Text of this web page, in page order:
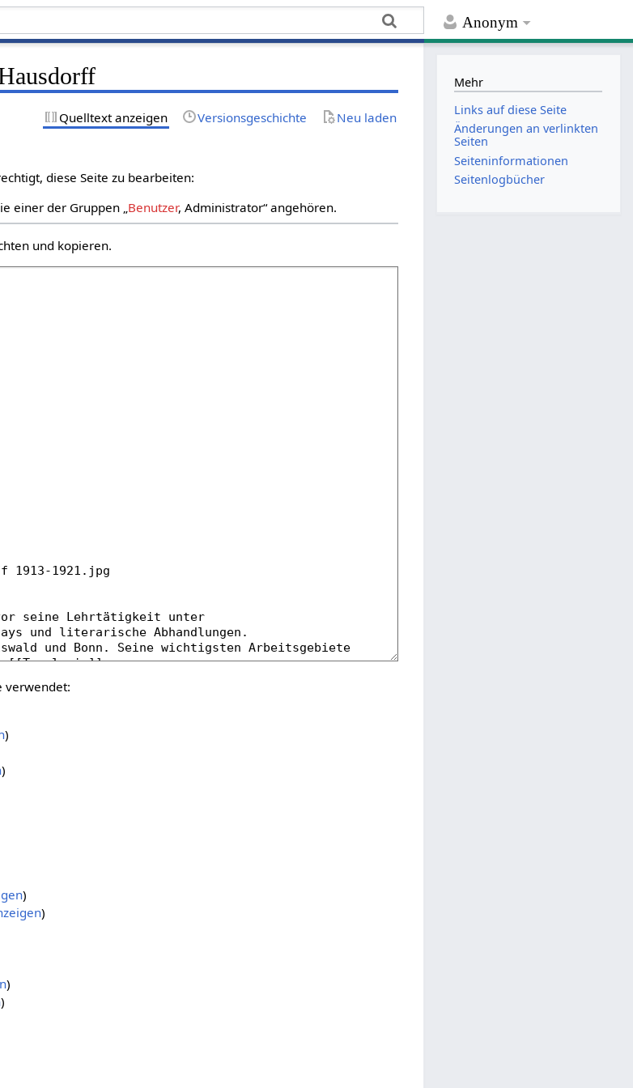
Anonym
Quelltext anzeigen Versionsgeschichte Neu laden
diese Seite zu bearbeiten:
einer der Gruppen „Benutzer, Administrator“ angehören.
und kopieren.
verwendet:
)
)
)
)
)
)
Mehr
Links auf diese Seite
Änderungen an verlinkten
Seiten
Seiten­­informationen
Seitenlogbücher